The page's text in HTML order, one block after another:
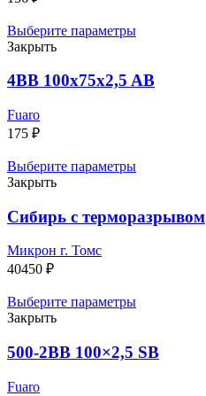
Выберите параметры
Закрыть
4BB 100x75x2,5 AB
Fuaro
175 ₽
Выберите параметры
Закрыть
Сибирь с терморазрывом
Микрон г. Томс
40450 ₽
Выберите параметры
Закрыть
500-2BB 100×2,5 SB
Fuaro